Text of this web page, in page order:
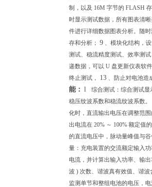
制，以及 16M 字节的 FLASH
时显示测试数据，所有图表清
件进行详细数据图表分析。随
存和分析； 9 、模块化结构，
测试、稳流精度测试、效率测
递数据，可以 U 盘更新仪表软
终止测试，
13 、防止对电池造
能： l
综合测试：综合测试
稳压纹波系数和稳流纹波系数。
化时，直流输出电压在调整范
出电流在 20% ～ 100% 额定值
的直流电压中，脉动量峰值与
量：充电装置的交流额定输入
电流，并计算出输入功率、输
波 ) 次数、谐波真有效值、谐波
监测单节和整组电池的电压，